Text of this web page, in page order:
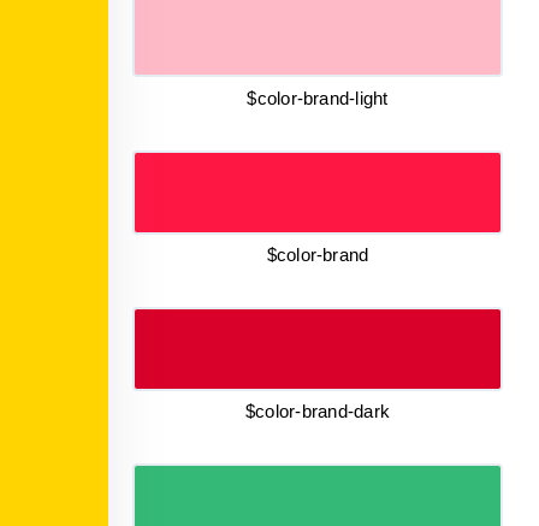
$color-brand-light
$color-brand
$color-brand-dark